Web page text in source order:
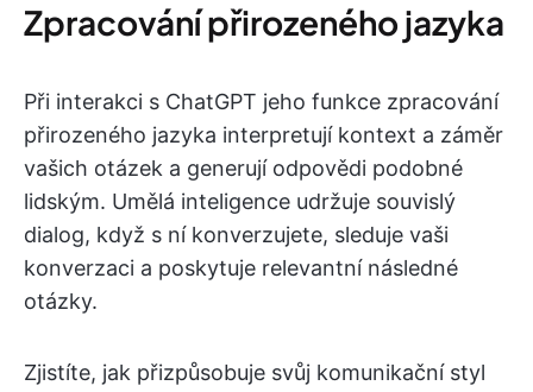
Zpracování přirozeného jazyka
Při interakci s ChatGPT jeho funkce zpracování
přirozeného jazyka interpretují kontext a záměr
vašich otázek a generují odpovědi podobné
lidským. Umělá inteligence udržuje souvislý
dialog, když s ní konverzujete, sleduje vaši
konverzaci a poskytuje relevantní následné
otázky.
Zjistíte, jak přizpůsobuje svůj komunikační styl